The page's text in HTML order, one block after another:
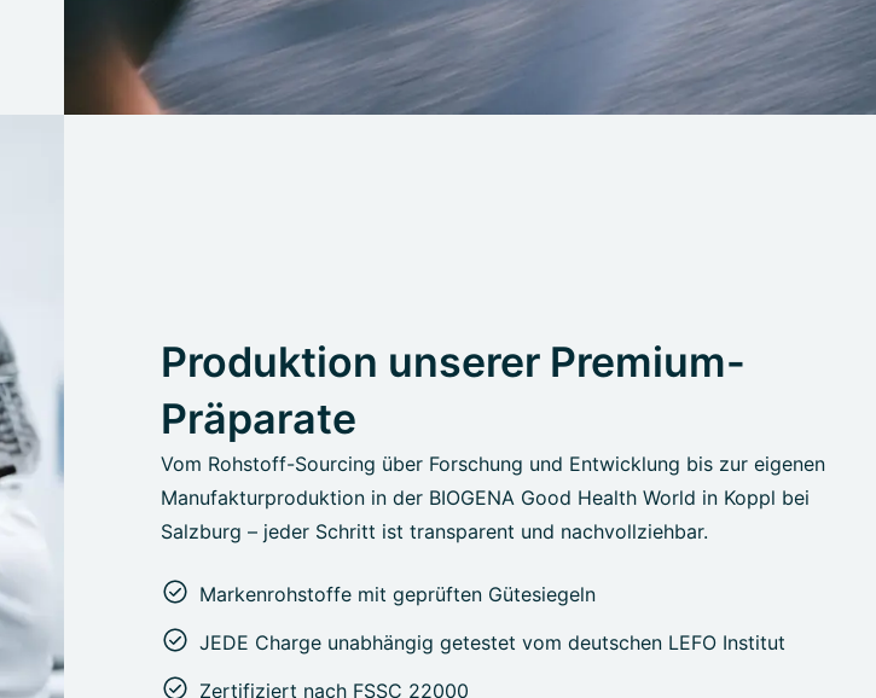
Produktion unserer Premium-
Präparate
Vom Rohstoff-Sourcing über Forschung und Entwicklung bis zur eigenen
Manufakturproduktion in der BIOGENA Good Health World in Koppl bei
Salzburg – jeder Schritt ist transparent und nachvollziehbar.
Markenrohstoffe mit geprüften Gütesiegeln
JEDE Charge unabhängig getestet vom deutschen LEFO Institut
Zertifiziert nach FSSC 22000